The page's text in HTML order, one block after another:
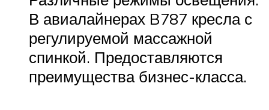
В авиалайнерах B787 кресла с
регулируемой массажной
спинкой. Предоставляются
преимущества бизнес-класса.